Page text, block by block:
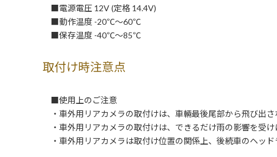
■電源電圧 12V (定格 14.4V)
■動作温度 -20℃～60℃
■保存温度 -40℃～85℃
取付け時注意点
■使用上のご注意
・車外用リアカメラの取付けは、車輛最後尾部から飛び出さ
・車外用リアカメラの取付けは、できるだけ雨の影響を受け
・車外用リアカメラは取付け位置の関係上、後続車のヘッド